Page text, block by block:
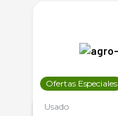
Ofertas Especiales
Usado